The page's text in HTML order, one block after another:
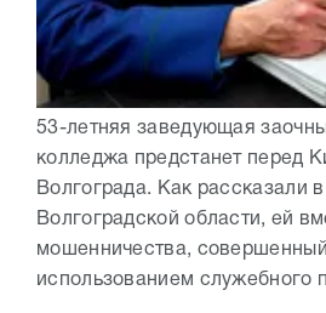
53-летняя заведующая
колледжа предстанет перед
Волгограда. Как рассказали
Волгоградской области, ей
мошенничества,
использованием служебного